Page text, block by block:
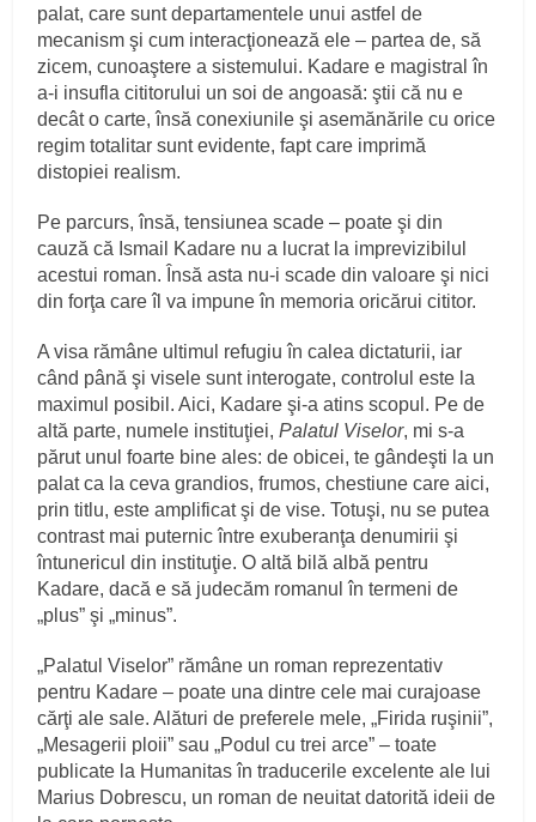
palat, care sunt departamentele unui astfel de
mecanism şi cum interacţionează ele – partea de, să
zicem, cunoaştere a sistemului. Kadare e magistral în
a-i insufla cititorului un soi de angoasă: ştii că nu e
decât o carte, însă conexiunile şi asemănările cu orice
regim totalitar sunt evidente, fapt care imprimă
distopiei realism.
Pe parcurs, însă, tensiunea scade – poate şi din
cauză că Ismail Kadare nu a lucrat la imprevizibilul
acestui roman. Însă asta nu-i scade din valoare şi nici
din forţa care îl va impune în memoria oricărui cititor.
A visa rămâne ultimul refugiu în calea dictaturii, iar
când până şi visele sunt interogate, controlul este la
maximul posibil. Aici, Kadare şi-a atins scopul. Pe de
altă parte, numele instituţiei,Palatul Viselor, mi s-a
părut unul foarte bine ales: de obicei, te gândeşti la un
palat ca la ceva grandios, frumos, chestiune care aici,
prin titlu, este amplificat şi de vise. Totuşi, nu se putea
contrast mai puternic între exuberanţa denumirii şi
întunericul din instituţie. O altă bilă albă pentru
Kadare, dacă e să judecăm romanul în termeni de
„plus” şi „minus”.
„Palatul Viselor” rămâne un roman reprezentativ
pentru Kadare – poate una dintre cele mai curajoase
cărţi ale sale. Alături de preferele mele, „Firida ruşinii”,
„Mesagerii ploii” sau „Podul cu trei arce” – toate
publicate la Humanitas în traducerile excelente ale lui
Marius Dobrescu, un roman de neuitat datorită ideii de